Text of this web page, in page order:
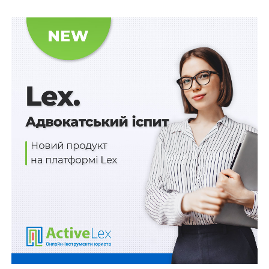
форматі;
– працівники, які мають протипоказання до
вакцинації, що підтверджено медичним висновком,
Нагадаємо,
посилено карантинні обмеження для
невакцинованих з 6 грудня
«Мобілізував» лише на папері: на Чернігівщині
викрито начальника районного ТЦК та СП
Засуджених переводитимуть до інших установ
лише за неможливості усунення неналежних